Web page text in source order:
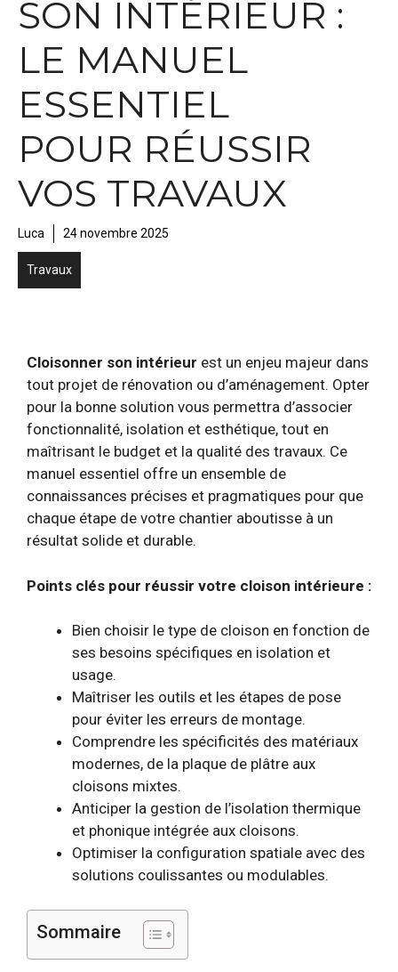
SON INTÉRIEUR :
LE MANUEL
ESSENTIEL
POUR RÉUSSIR
VOS TRAVAUX
Luca 24 novembre 2025
Travaux
Cloisonner son intérieur est un enjeu majeur dans
tout projet de rénovation ou d’aménagement. Opter
pour la bonne solution vous permettra d’associer
fonctionnalité, isolation et esthétique, tout en
maîtrisant le budget et la qualité des travaux. Ce
manuel essentiel offre un ensemble de
connaissances précises et pragmatiques pour que
chaque étape de votre chantier aboutisse à un
résultat solide et durable.
Points clés pour réussir votre cloison intérieure :
Bien choisir le type de cloison en fonction de
ses besoins spécifiques en isolation et
usage.
Maîtriser les outils et les étapes de pose
pour éviter les erreurs de montage.
Comprendre les spécificités des matériaux
modernes, de la plaque de plâtre aux
cloisons mixtes.
Anticiper la gestion de l’isolation thermique
et phonique intégrée aux cloisons.
Optimiser la configuration spatiale avec des
solutions coulissantes ou modulables.
Sommaire